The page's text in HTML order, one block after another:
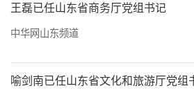
床医疗经验，一边结合自己
材。
王磊已任山东省商务厅党组书记
中华网山东频道
喻剑南已任山东省文化和旅游厅党组